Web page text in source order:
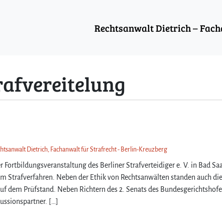
Rechtsanwalt Dietrich –
Dietrich, Fachanwalt für Strafrecht - Berlin-Kreuzberg
Fortbildungsveranstaltung des Berliner Strafverteidiger e. V. in Bad
Strafverfahren. Neben der Ethik von Rechtsanwälten standen auch
dem Prüfstand. Neben Richtern des 2. Senats des
[…]